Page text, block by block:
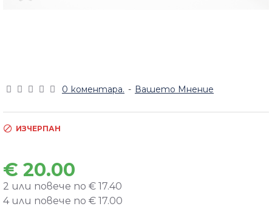
0 коментара. - Вашето Мнение
€ 20.00
2 или повече по € 17.40
4 или повече по € 17.00
ИЗЧЕРПАН